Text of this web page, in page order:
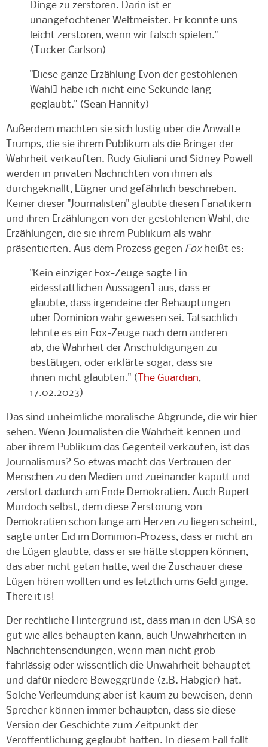
Dinge zu zerstören. Darin ist er
unangefochtener Weltmeister. Er könnte uns
leicht zerstören, wenn wir falsch spielen."
(Tucker Carlson)
"Diese ganze Erzählung [von der gestohlenen
Wahl] habe ich nicht eine Sekunde lang
geglaubt." (Sean Hannity)
Außerdem machten sie sich lustig über die Anwälte
Trumps, die sie ihrem Publikum als die Bringer der
Wahrheit verkauften. Rudy Giuliani und Sidney Powell
werden in privaten Nachrichten von ihnen als
durchgeknallt, Lügner und gefährlich beschrieben.
Keiner dieser "Journalisten" glaubte diesen Fanatikern
und ihren Erzählungen von der gestohlenen Wahl, die
Erzählungen, die sie ihrem Publikum als wahr
präsentierten. Aus dem Prozess gegen Foxheißt es:
"Kein einziger Fox-Zeuge sagte [in
eidesstattlichen Aussagen] aus, dass er
glaubte, dass irgendeine der Behauptungen
über Dominion wahr gewesen sei. Tatsächlich
lehnte es ein Fox-Zeuge nach dem anderen
ab, die Wahrheit der Anschuldigungen zu
bestätigen, oder erklärte sogar, dass sie
ihnen nicht glaubten." ( The Guardian,
17.02.2023)
Das sind unheimliche moralische Abgründe, die wir hier
sehen. Wenn Journalisten die Wahrheit kennen und
aber ihrem Publikum das Gegenteil verkaufen, ist das
Journalismus? So etwas macht das Vertrauen der
Menschen zu den Medien und zueinander kaputt und
zerstört dadurch am Ende Demokratien. Auch Rupert
Murdoch selbst, dem diese Zerstörung von
Demokratien schon lange am Herzen zu liegen scheint,
sagte unter Eid im Dominion-Prozess, dass er nicht an
die Lügen glaubte, dass er sie hätte stoppen können,
das aber nicht getan hatte, weil die Zuschauer diese
Lügen hören wollten und es letztlich ums Geld ginge.
There it is!
Der rechtliche Hintergrund ist, dass man in den USA so
gut wie alles behaupten kann, auch Unwahrheiten in
Nachrichtensendungen, wenn man nicht grob
fahrlässig oder wissentlich die Unwahrheit behauptet
und dafür niedere Beweggründe (z.B. Habgier) hat.
Solche Verleumdung aber ist kaum zu beweisen, denn
Sprecher können immer behaupten, dass sie diese
Version der Geschichte zum Zeitpunkt der
Veröffentlichung geglaubt hatten. In diesem Fall fällt